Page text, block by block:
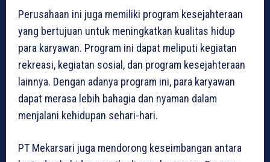
Perusahaan ini juga memiliki program kesejahteraan
yang bertujuan untuk meningkatkan kualitas hidup
para karyawan. Program ini dapat meliputi kegiatan
rekreasi, kegiatan sosial, dan program kesejahteraan
lainnya. Dengan adanya program ini, para karyawan
dapat merasa lebih bahagia dan nyaman dalam
menjalani kehidupan sehari-hari.
PT Mekarsari juga mendorong keseimbangan antara